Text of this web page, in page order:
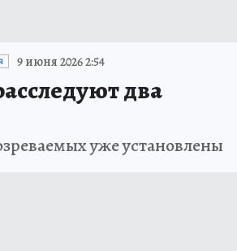
9 июня 2026 2:54
два
уже установлены